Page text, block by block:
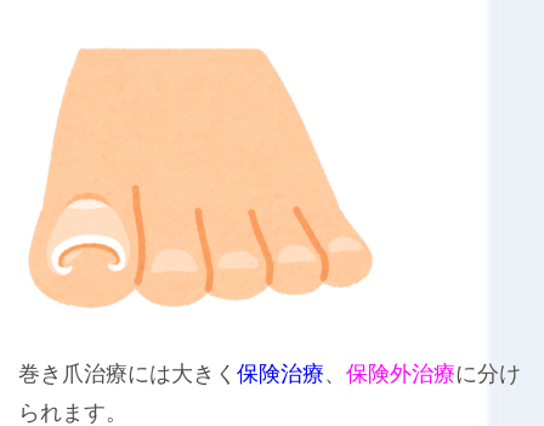
巻き爪治療には大きく 保険治療、 保険外治療に分け
られます。